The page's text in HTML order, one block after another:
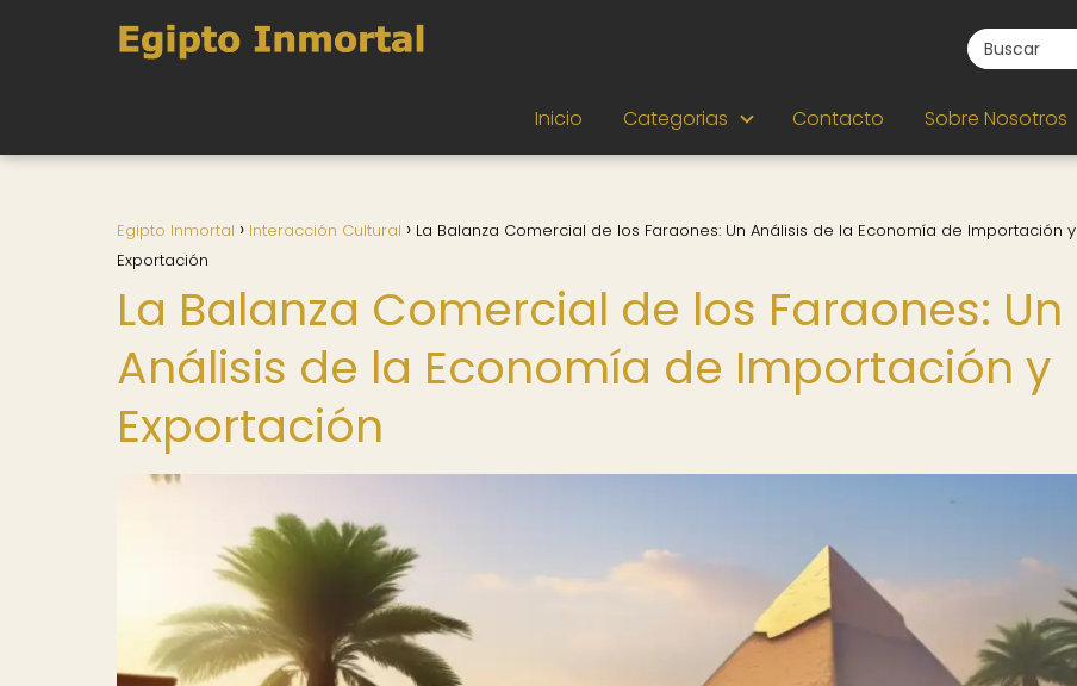
Inicio Categorias Contacto Sobre Nosotros
Egipto Inmortal Interacción Cultural
La Balanza Comercial de los Faraones: Un Análisis de la Economía de Importación y
Exportación
La Balanza Comercial de los Faraones: Un
Análisis de la Economía de Importación y
Exportación